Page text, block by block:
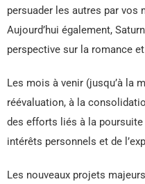
persuader les autres par
Aujourd’hui également,
perspective sur la romance
Les mois à venir (jusqu’à la
réévaluation, à la
des efforts liés à la poursuite
intérêts personnels et de
Les nouveaux projets